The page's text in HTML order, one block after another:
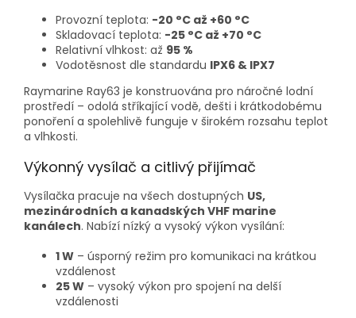
Provozní teplota: -20 °C až +60 °C
Skladovací teplota: -25 °C až +70 °C
Relativní vlhkost: až 95 %
Vodotěsnost dle standardu IPX6 & IPX7
Raymarine Ray63 je konstruována pro náročné lodní
prostředí – odolá stříkající vodě, dešti i krátkodobému
ponoření a spolehlivě funguje v širokém rozsahu teplot
a vlhkosti.
Výkonný vysílač a citlivý přijímač
Vysílačka pracuje na všech dostupných US,
mezinárodních a kanadských VHF marine
kanálech. Nabízí nízký a vysoký výkon vysílání:
1 W – úsporný režim pro komunikaci na krátkou
vzdálenost
25 W – vysoký výkon pro spojení na delší
vzdálenosti